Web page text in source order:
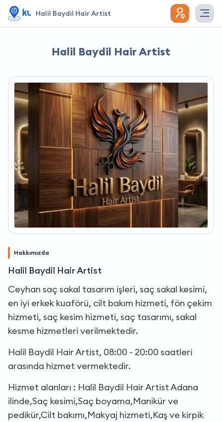
Halil Baydil Hair Artist
Halil Baydil Hair Artist
Hakkımızda
Halil Baydil Hair Artist
Ceyhan saç sakal tasarım işleri, saç sakal kesimi,
en iyi erkek kuaförü, cilt bakım hizmeti, fön çekim
hizmeti, saç kesim hizmeti, saç tasarımı, sakal
kesme hizmetleri verilmektedir.
Halil Baydil Hair Artist, 08:00 - 20:00 saatleri
arasında hizmet vermektedir.
Hizmet alanları : Halil Baydil Hair Artist Adana
ilinde,Saç kesimi,Saç boyama,Manikür ve
pedikür,Cilt bakımı,Makyaj hizmeti,Kaş ve kirpik